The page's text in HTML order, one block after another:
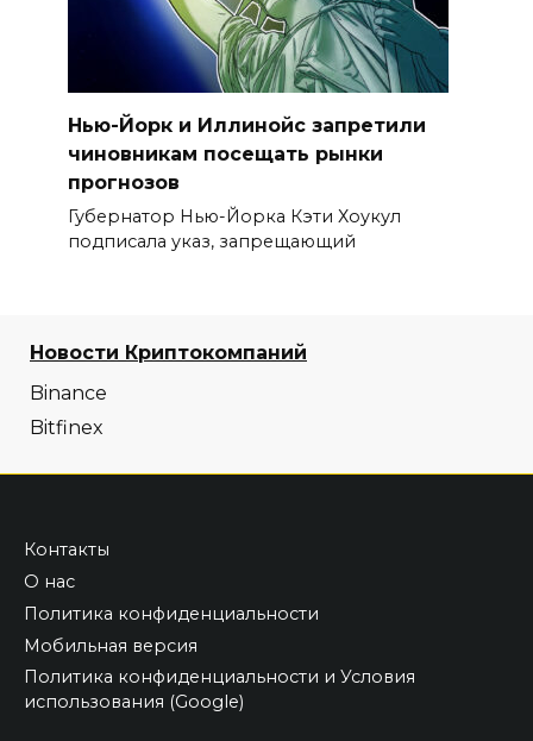
Нью-Йорк и Иллинойс запретили
чиновникам посещать рынки
прогнозов
Губернатор Нью-Йорка Кэти Хоукул
подписала указ, запрещающий
Новости Криптокомпаний
Binance
Bitfinex
Контакты
О нас
Политика конфиденциальности
Мобильная версия
Политика конфиденциальности и Условия
использования (Google)